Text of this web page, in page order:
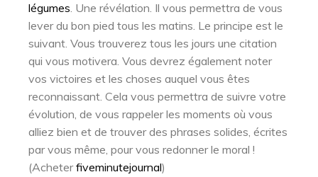
légumes . Une révélation. Il vous permettra de vous
lever du bon pied tous les matins. Le principe est le
suivant. Vous trouverez tous les jours une citation
qui vous motivera. Vous devrez également noter
vos victoires et les choses auquel vous êtes
reconnaissant. Cela vous permettra de suivre votre
évolution, de vous rappeler les moments où vous
alliez bien et de trouver des phrases solides, écrites
par vous même, pour vous redonner le moral !
(Acheterfiveminutejournal)